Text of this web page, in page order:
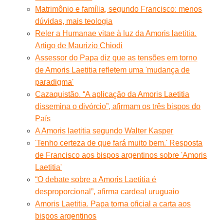
Matrimônio e família, segundo Francisco: menos
dúvidas, mais teologia
Reler a Humanae vitae à luz da Amoris laetitia.
Artigo de Maurizio Chiodi
Assessor do Papa diz que as tensões em torno
de Amoris Laetitia refletem uma 'mudança de
paradigma'
Cazaquistão. “A aplicação da Amoris Laetitia
dissemina o divórcio”, afirmam os três bispos do
País
A Amoris laetitia segundo Walter Kasper
'Tenho certeza de que fará muito bem.' Resposta
de Francisco aos bispos argentinos sobre 'Amoris
Laetitia'
“O debate sobre a Amoris Laetitia é
desproporcional”, afirma cardeal uruguaio
Amoris Laetitia. Papa torna oficial a carta aos
bispos argentinos